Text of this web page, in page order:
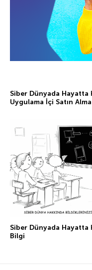
Siber Dünyada Hayatta
Uygulama İçi Satın Alma
Siber Dünyada Hayatta
Bilgi